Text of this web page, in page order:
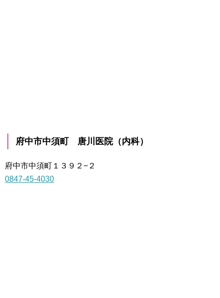
府中市中須町 唐川医院（内科）
府中市中須町１３９２−２
0847-45-4030